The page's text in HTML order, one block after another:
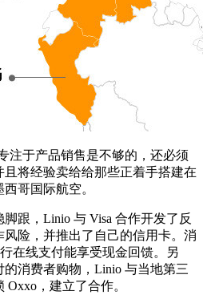
注于产品销售是不够的，还必须
将经验卖给给那些正着手搭建在
哥国际航空。
跟，Linio 与 Visa 合作开发了反
险，并推出了自己的信用卡。消
在线支付能享受现金回馈。另
消费者购物，Linio 与当地第三
，建立了合作。